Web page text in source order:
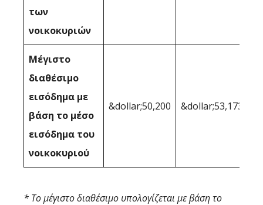
των
νοικοκυριών
Μέγιστο
διαθέσιμο
εισόδημα με
βάση το μέσο
εισόδημα του
νοικοκυριού
&dollar;50,200 &dollar;53,173
* Το μέγιστο διαθέσιμο υπολογίζεται με βάση το